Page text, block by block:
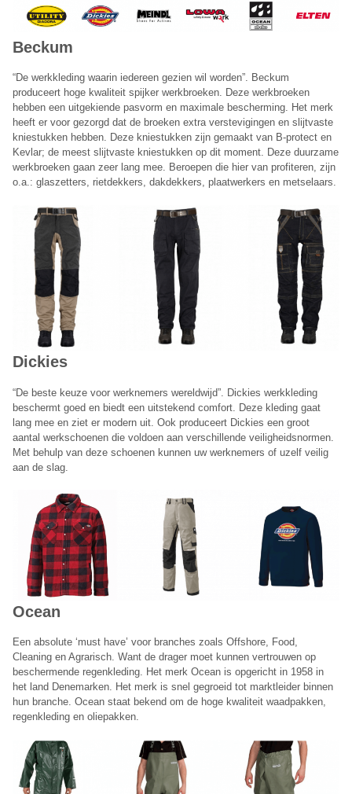
Beckum
“De werkkleding waarin iedereen gezien wil worden”. Beckum
produceert hoge kwaliteit spijker werkbroeken. Deze werkbroeken
hebben een uitgekiende pasvorm en maximale bescherming. Het merk
heeft er voor gezorgd dat de broeken extra verstevigingen en slijtvaste
kniestukken hebben. Deze kniestukken zijn gemaakt van B-protect en
Kevlar; de meest slijtvaste kniestukken op dit moment. Deze duurzame
werkbroeken gaan zeer lang mee. Beroepen die hier van profiteren, zijn
o.a.: glaszetters, rietdekkers, dakdekkers, plaatwerkers en metselaars.
Dickies
“De beste keuze voor werknemers wereldwijd”. Dickies werkkleding
beschermt goed en biedt een uitstekend comfort. Deze kleding gaat
lang mee en ziet er modern uit. Ook produceert Dickies een groot
aantal werkschoenen die voldoen aan verschillende veiligheidsnormen.
Met behulp van deze schoenen kunnen uw werknemers of uzelf veilig
aan de slag.
Ocean
Een absolute ‘must have’ voor branches zoals Offshore, Food,
Cleaning en Agrarisch. Want de drager moet kunnen vertrouwen op
beschermende regenkleding. Het merk Ocean is opgericht in 1958 in
het land Denemarken. Het merk is snel gegroeid tot marktleider binnen
hun branche. Ocean staat bekend om de hoge kwaliteit waadpakken,
regenkleding en oliepakken.
Planet Group belt je terug
Laat hieronder je telefoonnummer achter en je wordt direct
teruggebeld door een van onze medewerkers.
Telefoonnummer:
Onze terugbelservice is beschikbaar van maandag t/m vrijdag
tussen 09:00 – 17:00 uur.